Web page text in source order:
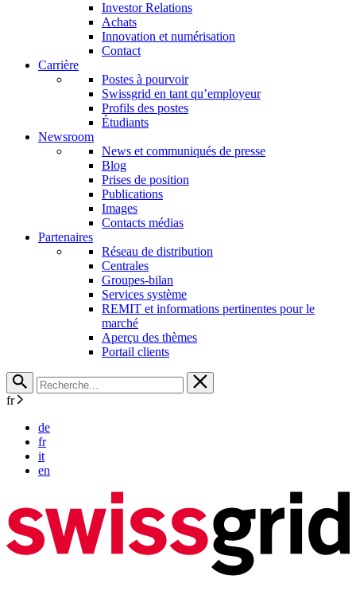
Investor Relations
Achats
Innovation et numérisation
Contact
Carrière
Postes à pourvoir
Swissgrid en tant qu’employeur
Profils des postes
Étudiants
Newsroom
News et communiqués de presse
Blog
Prises de position
Publications
Images
Contacts médias
Partenaires
Réseau de distribution
Centrales
Groupes-bilan
Services système
REMIT et informations pertinentes pour le
marché
Aperçu des thèmes
Portail clients
fr
de
fr
it
en